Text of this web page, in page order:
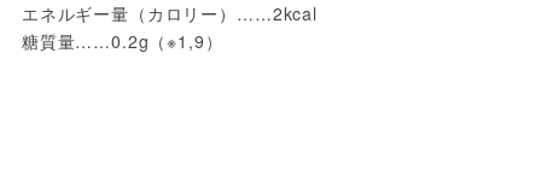
エネルギー量（カロリー）……2kcal
糖質量……0.2g（※1,9）